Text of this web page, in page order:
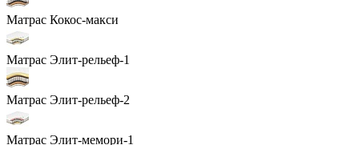
Матрас Кокос-макси
Матрас Элит-рельеф-1
Матрас Элит-рельеф-2
Матрас Элит-мемори-1